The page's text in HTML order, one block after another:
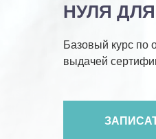
НУЛЯ
Базовый курс по
выдачей